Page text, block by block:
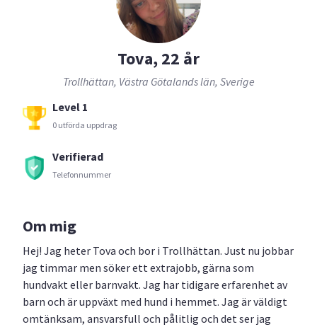
Tova, 22 år
Trollhättan, Västra Götalands län, Sverige
Level 1
0 utförda uppdrag
Verifierad
Telefonnummer
Om mig
Hej! Jag heter Tova och bor i Trollhättan. Just nu jobbar
jag timmar men söker ett extrajobb, gärna som
hundvakt eller barnvakt. Jag har tidigare erfarenhet av
barn och är uppväxt med hund i hemmet. Jag är väldigt
omtänksam, ansvarsfull och pålitlig och det ser jag